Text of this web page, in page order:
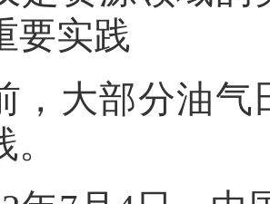
要实践
，大部分油